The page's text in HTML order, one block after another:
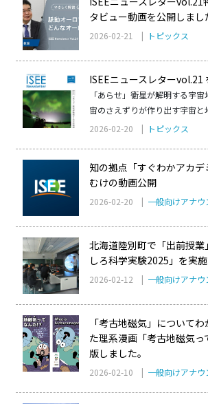
タビュー動画を公開しまし
2026-02-21 | トピックス
ISEEニュースレターvol.21
「あらせ」衛星が解明する宇
宙のさえずりが作り出す宇宙と
2026-02-20 | トピックス
知の拠点「すぐわかアカ
むけの動画公開
2026-02-20 | 一般向けアナウ
北海道陸別町で「出前授業
しろ科学実験2025」を実施
2026-02-12 | 一般向けアナウ
「考古地磁気」について
た理系漫画「考古地磁気っ
版しました。
2026-02-10 | 一般向けアナウ